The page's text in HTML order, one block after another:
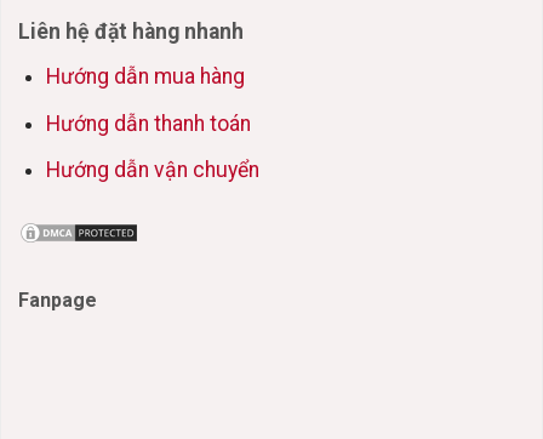
Liên hệ đặt hàng nhanh
Hướng dẫn mua hàng
Hướng dẫn thanh toán
Hướng dẫn vận chuyển
Fanpage